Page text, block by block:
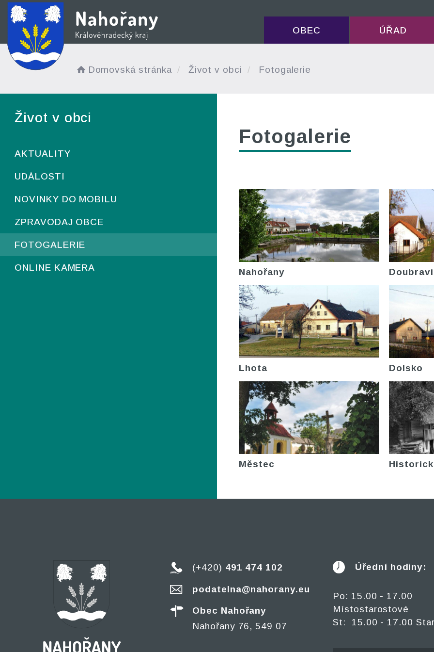
OBEC ÚŘAD
Domovská stránka Život v obci Fotogalerie
Život v obci
AKTUALITY
UDÁLOSTI
NOVINKY DO MOBILU
ZPRAVODAJ OBCE
FOTOGALERIE
ONLINE KAMERA
Fotogalerie
Nahořany
Lhota Dolsko
Městec
(+420) 491 474 102
podatelna@nahorany.eu
Obec Nahořany
Nahořany 76, 549 07
Úřední hodiny:
Po: 15.00 - 17.00
Místostarostové
St: 15.00 - 17.00